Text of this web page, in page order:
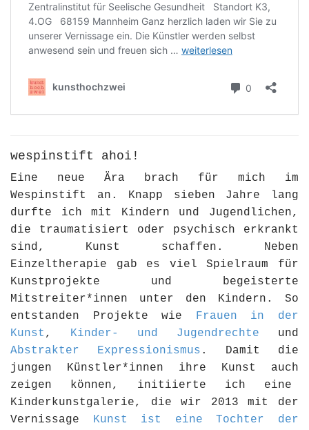
wespinstift ahoi!
Eine neue Ära brach für mich im
Wespinstift an. Knapp sieben Jahre lang
durfte ich mit Kindern und Jugendlichen,
die traumatisiert oder psychisch erkrankt
sind, Kunst schaffen. Neben
Einzeltherapie gab es viel Spielraum für
Kunstprojekte und begeisterte
Mitstreiter*innen unter den Kindern. So
entstanden Projekte wie Frauen in der
Kunst , Kinder- und Jugendrechte und
Abstrakter Expressionismus . Damit die
jungen Künstler*innen ihre Kunst auch
zeigen können, initiierte ich eine
Kinderkunstgalerie, die wir 2013 mit der
Vernissage Kunst ist eine Tochter der